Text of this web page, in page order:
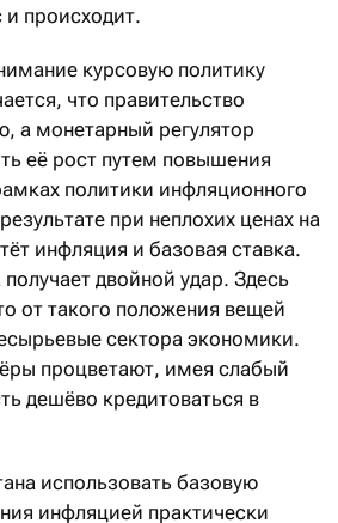
происходит.
курсовую политику
что правительство
а монетарный регулятор
её рост путем повышения
политики инфляционного
при неплохих ценах на
инфляция и базовая ставка.
двойной удар. Здесь
от такого положения вещей
сектора экономики.
процветают, имея слабый
дешёво кредитоваться в
использовать базовую
инфляцией практически